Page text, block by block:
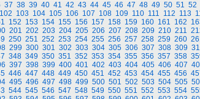
37 38 39 40 41 42 43 44 45 46 47 48 49 50 51 52
102 103 104 105 106 107 108 109 110 111 112 113
152 153 154 155 156 157 158 159 160 161 162
201 202 203 204 205 206 207 208 209 210 211
250 251 252 253 254 255 256 257 258 259 260
299 300 301 302 303 304 305 306 307 308 309
348 349 350 351 352 353 354 355 356 357 358
397 398 399 400 401 402 403 404 405 406 407
446 447 448 449 450 451 452 453 454 455 456
495 496 497 498 499 500 501 502 503 504 505
544 545 546 547 548 549 550 551 552 553 554